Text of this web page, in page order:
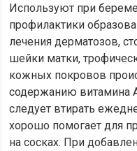
Используют при
профилактики
лечения дерматозов,
шейки матки,
кожных покровов
содержанию витамина
следует втирать
хорошо помогает для
на сосках. При